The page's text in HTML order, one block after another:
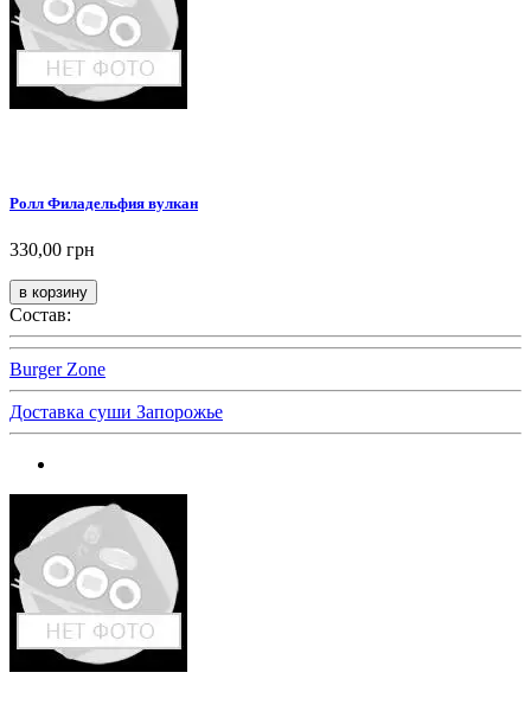
Ролл Филадельфия вулкан
330,00 грн
Состав:
Burger Zone
Доставка суши Запорожье